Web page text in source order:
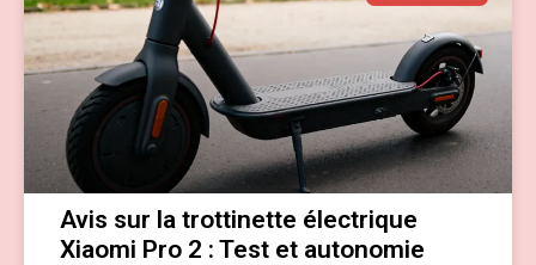
Avis sur la trottinette électrique
Xiaomi Pro 2 : Test et autonomie